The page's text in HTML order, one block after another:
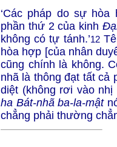
‘Các pháp do sự hòa
phần thứ 2 của kinh
không có tự tánh.’12
hòa hợp [của nhân
cũng chính là không.
nhã là thông đạt tất cả
diệt (không rơi vào
ha Bát-nhã ba-la-mật
chẳng phải thường